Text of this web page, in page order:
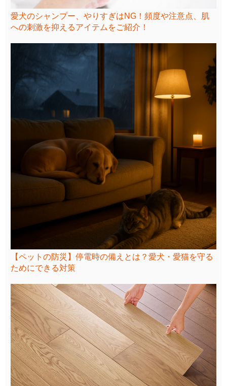
愛犬のシャンプー、やりすぎはNG！頻度や注意点、肌
への刺激を抑えるアイテムをご紹介！
【ペットの防災】停電時の備えとは？愛犬・愛猫を守る
ためにできる対策